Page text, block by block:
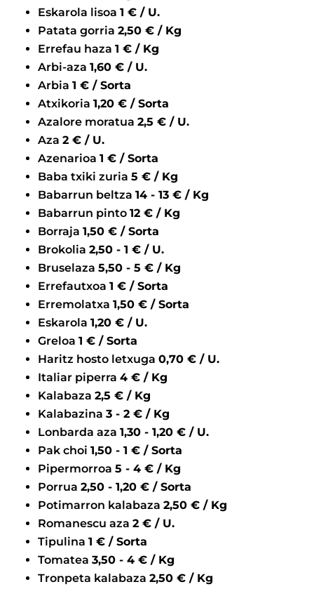
Eskarola lisoa
1 € / U.
Patata gorria
2,50 € / Kg
Errefau haza
1 € / Kg
Arbi-aza
1,60 € / U.
Arbia
1 € / Sorta
Atxikoria
1,20 € / Sorta
Azalore moratua
2,5 € / U.
Aza
2 € / U.
Azenarioa
1 € / Sorta
Baba txiki zuria
5 € / Kg
Babarrun beltza
14 - 13 € / Kg
Babarrun pinto
12 € / Kg
Borraja
1,50 € / Sorta
Brokolia
2,50 - 1 € / U.
Bruselaza
5,50 - 5 € / Kg
Errefautxoa
1 € / Sorta
Erremolatxa
1,50 € / Sorta
Eskarola
1,20 € / U.
Greloa
1 € / Sorta
Haritz hosto letxuga
0,70 € / U.
Italiar piperra
4 € / Kg
Kalabaza
2,5 € / Kg
Kalabazina
3 - 2 € / Kg
Lonbarda aza
1,30 - 1,20 € / U.
Pak choi
1,50 - 1 € / Sorta
Pipermorroa
5 - 4 € / Kg
Porrua
2,50 - 1,20 € / Sorta
Potimarron kalabaza
2,50 € / Kg
Romanescu aza
2 € / U.
Tipulina
1 € / Sorta
Tomatea
3,50 - 4 € / Kg
Tronpeta kalabaza
2,50 € / Kg